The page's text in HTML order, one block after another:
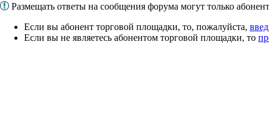
Размещать ответы на сообщения форума могут только
Если вы абонент торговой площадки, то, пожалуйста,
Если вы не являетесь абонентом торговой площадки, то